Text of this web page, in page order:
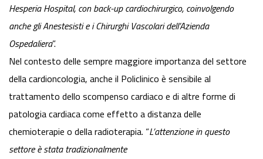
Hesperia Hospital, conback-up cardiochirurgico, coinvolgendo
anche gli Anestesisti e i Chirurghi Vascolari dell’Azienda
Ospedaliera”.
Nel contesto delle sempre maggiore importanza del settore
della cardioncologia, anche il Policlinico è sensibile al
trattamento dello scompenso cardiaco e di altre forme di
patologia cardiaca come effetto a distanza delle
chemioterapie o della radioterapia. “L’attenzione in questo
settore è stata tradizionalmente